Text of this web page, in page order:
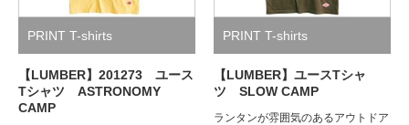
PRINT T-shirts
【LUMBER】201273 ユース
Tシャツ ASTRONOMY
CAMP
PRINT T-shirts
【LUMBER】ユースTシャ
ツ SLOW CAMP
ランタンが雰囲気のあるアウトドア